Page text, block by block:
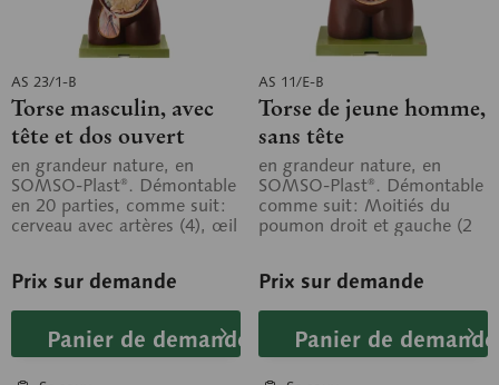
AS 23/1-B
Torse masculin, avec
tête et dos ouvert
en grandeur nature, en
SOMSO-Plast®. Démontable
en 20 parties, comme suit:
cerveau avec artères (4), œil
Prix sur demande
Panier de demande
AS 11/E-B
Torse de jeune homme,
sans tête
en grandeur nature, en
SOMSO-Plast®. Démontable
comme suit: Moitiés du
poumon droit et gauche (2
Prix sur demande
Panier de demande